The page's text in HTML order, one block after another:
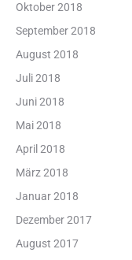
Oktober 2018
September 2018
August 2018
Juli 2018
Juni 2018
Mai 2018
April 2018
März 2018
Januar 2018
Dezember 2017
August 2017